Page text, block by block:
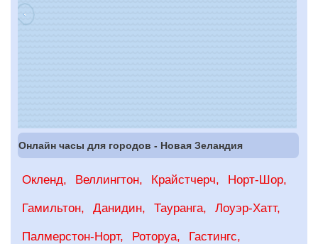
Онлайн часы для городов - Новая Зеландия
Окленд Веллингтон Крайстчерч Норт-Шор
Гамильтон Данидин Тауранга Лоуэр-Хатт
Палмерстон-Норт Роторуа Гастингс